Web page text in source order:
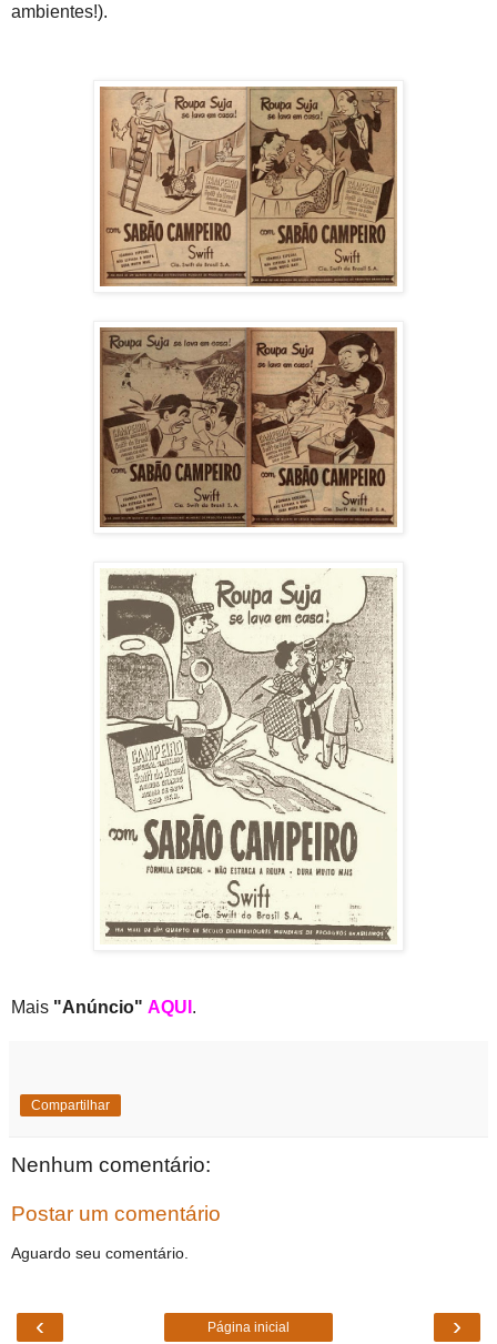
ambientes!).
Mais "Anúncio" AQUI .
Compartilhar
Nenhum comentário:
Postar um comentário
Aguardo seu comentário.
‹ ›
Página inicial